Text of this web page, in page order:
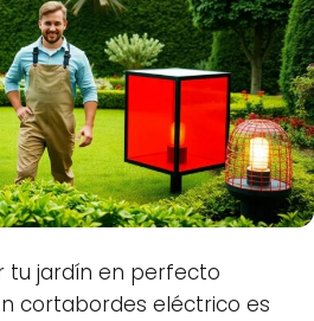
tu jardín en perfecto
cortabordes eléctrico es